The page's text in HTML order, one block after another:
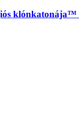
klónkatonája™